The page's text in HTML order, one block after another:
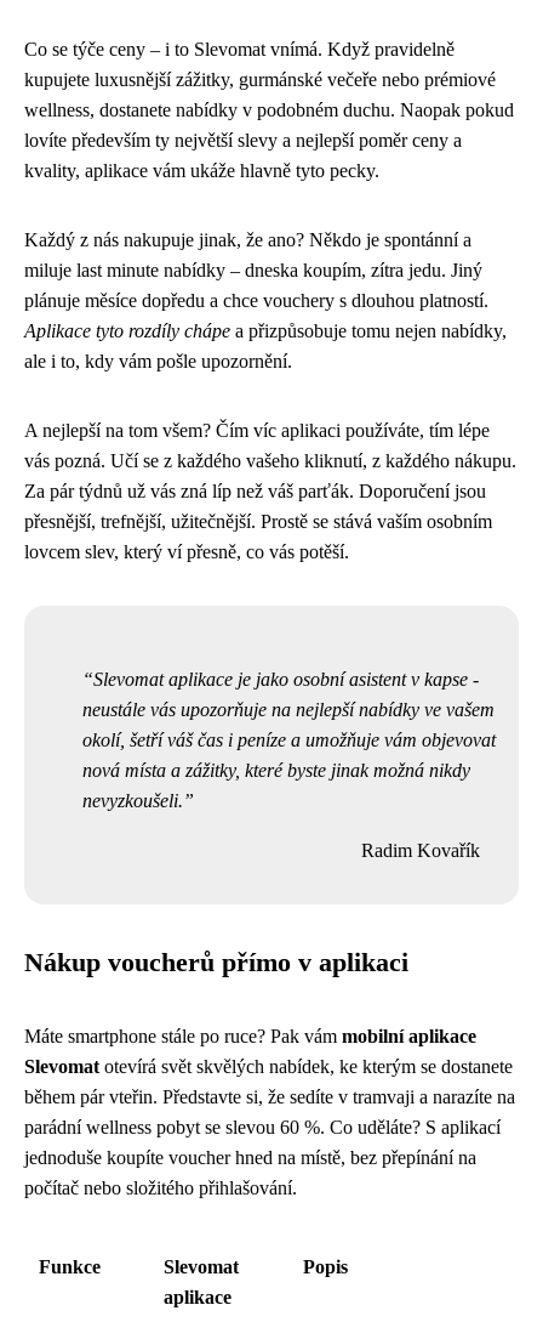
Co se týče ceny – i to Slevomat vnímá. Když pravidelně
kupujete luxusnější zážitky, gurmánské večeře nebo prémiové
wellness, dostanete nabídky v podobném duchu. Naopak pokud
lovíte především ty největší slevy a nejlepší poměr ceny a
kvality, aplikace vám ukáže hlavně tyto pecky.
Každý z nás nakupuje jinak, že ano? Někdo je spontánní a
miluje last minute nabídky – dneska koupím, zítra jedu. Jiný
plánuje měsíce dopředu a chce vouchery s dlouhou platností.
Aplikace tyto rozdíly chápe a přizpůsobuje tomu nejen nabídky,
ale i to, kdy vám pošle upozornění.
A nejlepší na tom všem? Čím víc aplikaci používáte, tím lépe
vás pozná. Učí se z každého vašeho kliknutí, z každého nákupu.
Za pár týdnů už vás zná líp než váš parťák. Doporučení jsou
přesnější, trefnější, užitečnější. Prostě se stává vaším osobním
lovcem slev, který ví přesně, co vás potěší.
Slevomat aplikace je jako osobní asistent v kapse -
neustále vás upozorňuje na nejlepší nabídky ve vašem
okolí, šetří váš čas i peníze a umožňuje vám objevovat
nová místa a zážitky, které byste jinak možná nikdy
nevyzkoušeli.
Radim Kovařík
Nákup voucherů přímo v aplikaci
Máte smartphone stále po ruce? Pak vám mobilní aplikace
Slevomat otevírá svět skvělých nabídek, ke kterým se dostanete
během pár vteřin. Představte si, že sedíte v tramvaji a narazíte na
parádní wellness pobyt se slevou 60 %. Co uděláte? S aplikací
jednoduše koupíte voucher hned na místě, bez přepínání na
počítač nebo složitého přihlašování.
Funkce
Slevomat
aplikace
Popis